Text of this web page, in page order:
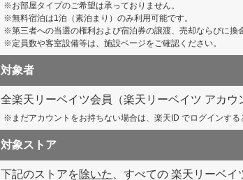
お部屋タイプのご希望は承っておりません。
無料宿泊は1泊（素泊まり）のみ利用可能です。
第三者への当選の権利および宿泊券の譲渡、売却ならびに換
定員数や客室設備等は、施設ページをご確認ください。
対象者
全楽天リーベイツ会員（楽天リーベイツ アカウ
まだアカウントをお持ちない場合は、楽天ID でログインす
対象ストア
下記のストアを除いた
、すべての 楽天リーベ